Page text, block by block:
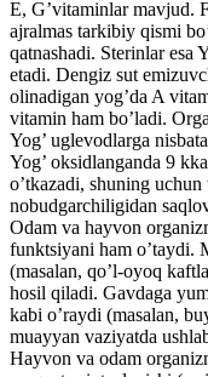
E, G’vitaminlar mavjud.
ajralmas tarkibiy qismi
qatnashadi. Sterinlar esa
etadi. Dengiz sut
olinadigan yog’da A
vitamin ham bo’ladi.
Yog’ uglevodlarga
Yog’ oksidlanganda 9
o’tkazadi, shuning
nobudgarchiligidan
Odam va hayvon
funktsiyani ham o’taydi.
(masalan, qo’l-oyoq
hosil qiladi. Gavdaga
kabi o’raydi (masalan,
muayyan vaziyatda
Hayvon va odam